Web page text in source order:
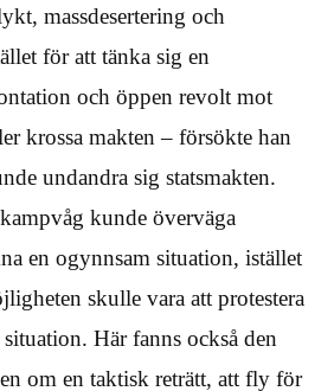
massdesertering och
för att tänka sig en
och öppen revolt mot
krossa makten – försökte han
undandra sig statsmakten.
kunde överväga
en ogynnsam situation, istället
skulle vara att protestera
Här fanns också den
om en taktisk reträtt, att fly för